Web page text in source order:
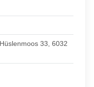
33, 6032